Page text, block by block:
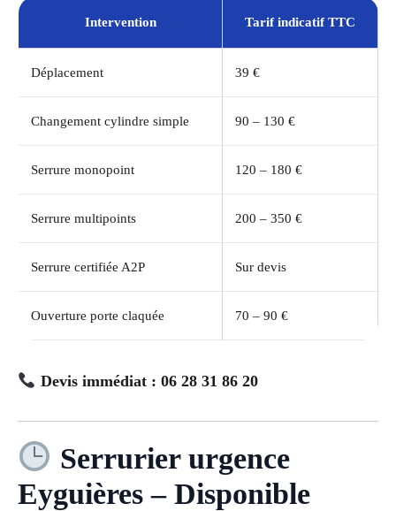
Intervention Tarif indicatif TTC
Déplacement 39 €
Changement cylindre simple 90 – 130 €
Serrure monopoint 120 – 180 €
Serrure multipoints 200 – 350 €
Serrure certifiée A2P Sur devis
Ouverture porte claquée 70 – 90 €
Devis immédiat : 06 28 31 86 20
Serrurier urgence
Eyguières – Disponible